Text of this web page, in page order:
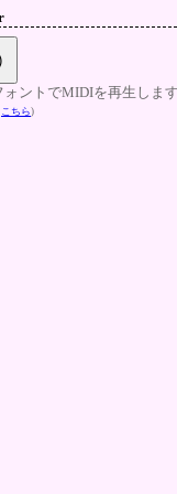
ントでMIDIを再生しま
こちら)